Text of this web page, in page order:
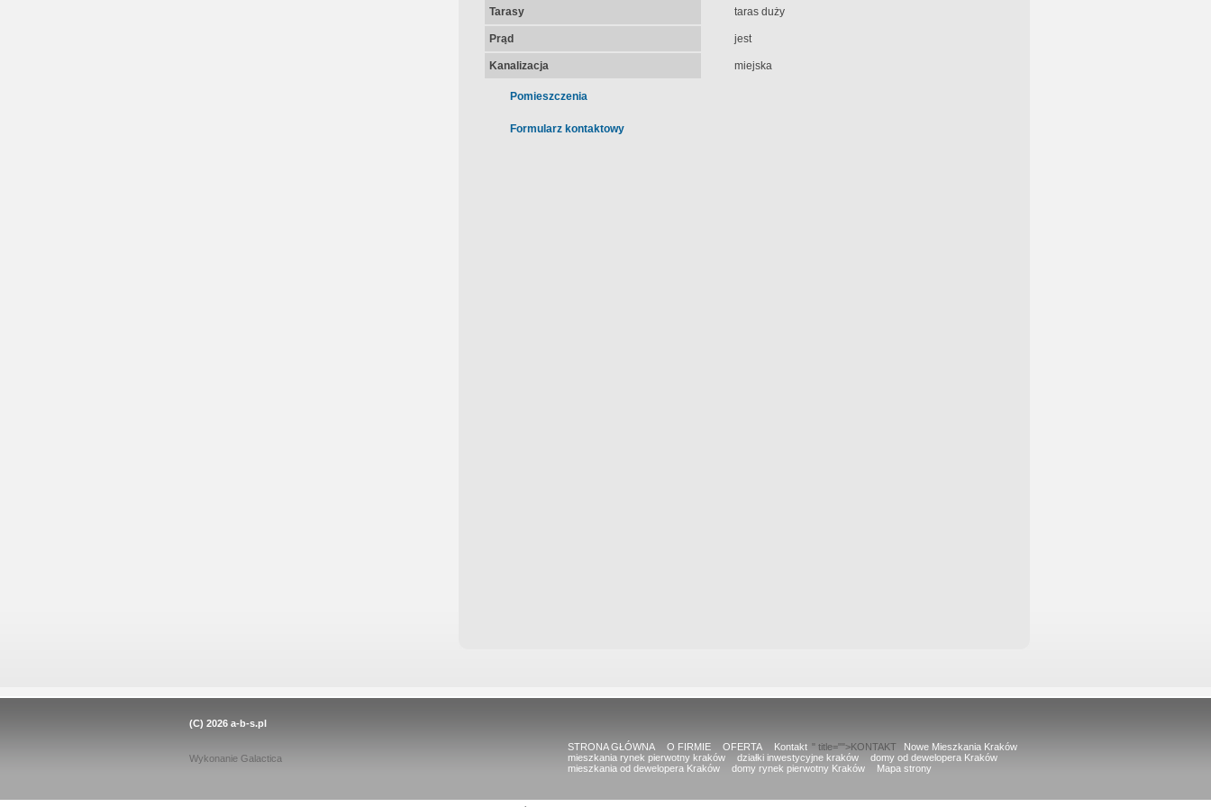
Tarasy taras duży
Prąd jest
Kanalizacja miejska
Pomieszczenia
Formularz kontaktowy
(C) 2026 a-b-s.pl
Wykonanie Galactica
STRONA GŁÓWNA O FIRMIE OFERTA Kontakt " title="">KONTAKT
Nowe Mieszkania Kraków
mieszkania rynek pierwotny kraków
działki inwestycyjne kraków
domy od dewelopera Kraków
mieszkania od dewelopera Kraków
domy rynek pierwotny Kraków Mapa strony